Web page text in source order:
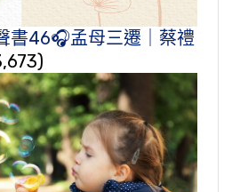
書46🎧孟母三遷｜蔡禮